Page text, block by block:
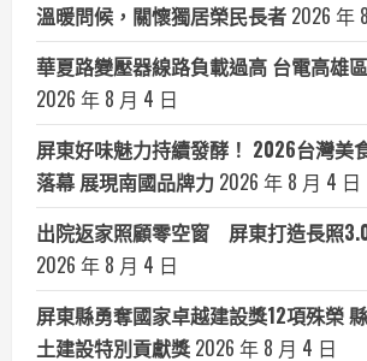
溫暖問候，關懷獨居榮民長者 2026 年
華夏路變壓器線路負載過高 台電高雄
2026 年 8 月 4 日
屏東好味魅力持續發酵！ 2026台灣美
落幕 展現南國品牌力 2026 年 8 月 4 日
出院返家照顧零空窗 屏東打造長照
2026 年 8 月 4 日
屏東縣勇奪國家卓越建設獎12項殊榮
土建設特別貢獻獎 2026 年 8 月 4 日